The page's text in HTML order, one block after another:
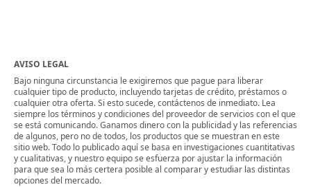
AVISO LEGAL
Bajo ninguna circunstancia le exigiremos que pague para liberar
cualquier tipo de producto, incluyendo tarjetas de crédito, préstamos o
cualquier otra oferta. Si esto sucede, contáctenos de inmediato. Lea
siempre los términos y condiciones del proveedor de servicios con el que
se está comunicando. Ganamos dinero con la publicidad y las referencias
de algunos, pero no de todos, los productos que se muestran en este
sitio web. Todo lo publicado aquí se basa en investigaciones cuantitativas
y cualitativas, y nuestro equipo se esfuerza por ajustar la información
para que sea lo más certera posible al comparar y estudiar las distintas
opciones del mercado.